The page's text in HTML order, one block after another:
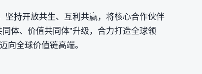
坚持开放共生、互利共赢，将核心合作伙伴
体、价值共同体”升级，合力打造全球领
向全球价值链高端。